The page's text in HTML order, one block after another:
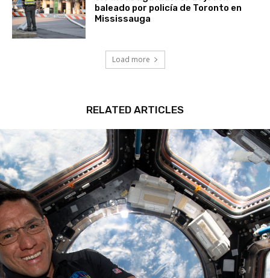
baleado por policía de Toronto en
Mississauga
Load more
RELATED ARTICLES